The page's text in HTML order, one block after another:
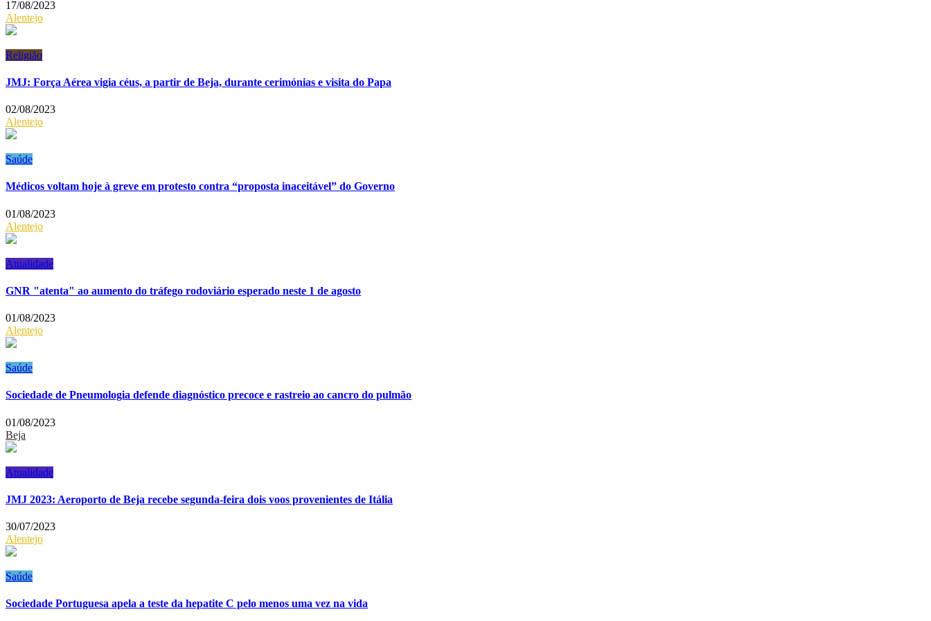
17/08/2023
Alentejo
Religião
JMJ: Força Aérea vigia céus, a partir de Beja, durante cerimónias e visita do Papa
02/08/2023
Alentejo
Saúde
Médicos voltam hoje à greve em protesto contra “proposta inaceitável” do Governo
01/08/2023
Alentejo
Atualidade
GNR "atenta" ao aumento do tráfego rodoviário esperado neste 1 de agosto
01/08/2023
Alentejo
Saúde
Sociedade de Pneumologia defende diagnóstico precoce e rastreio ao cancro do pulmão
01/08/2023
Beja
Atualidade
JMJ 2023: Aeroporto de Beja recebe segunda-feira dois voos provenientes de Itália
30/07/2023
Alentejo
Saúde
Sociedade Portuguesa apela a teste da hepatite C pelo menos uma vez na vida